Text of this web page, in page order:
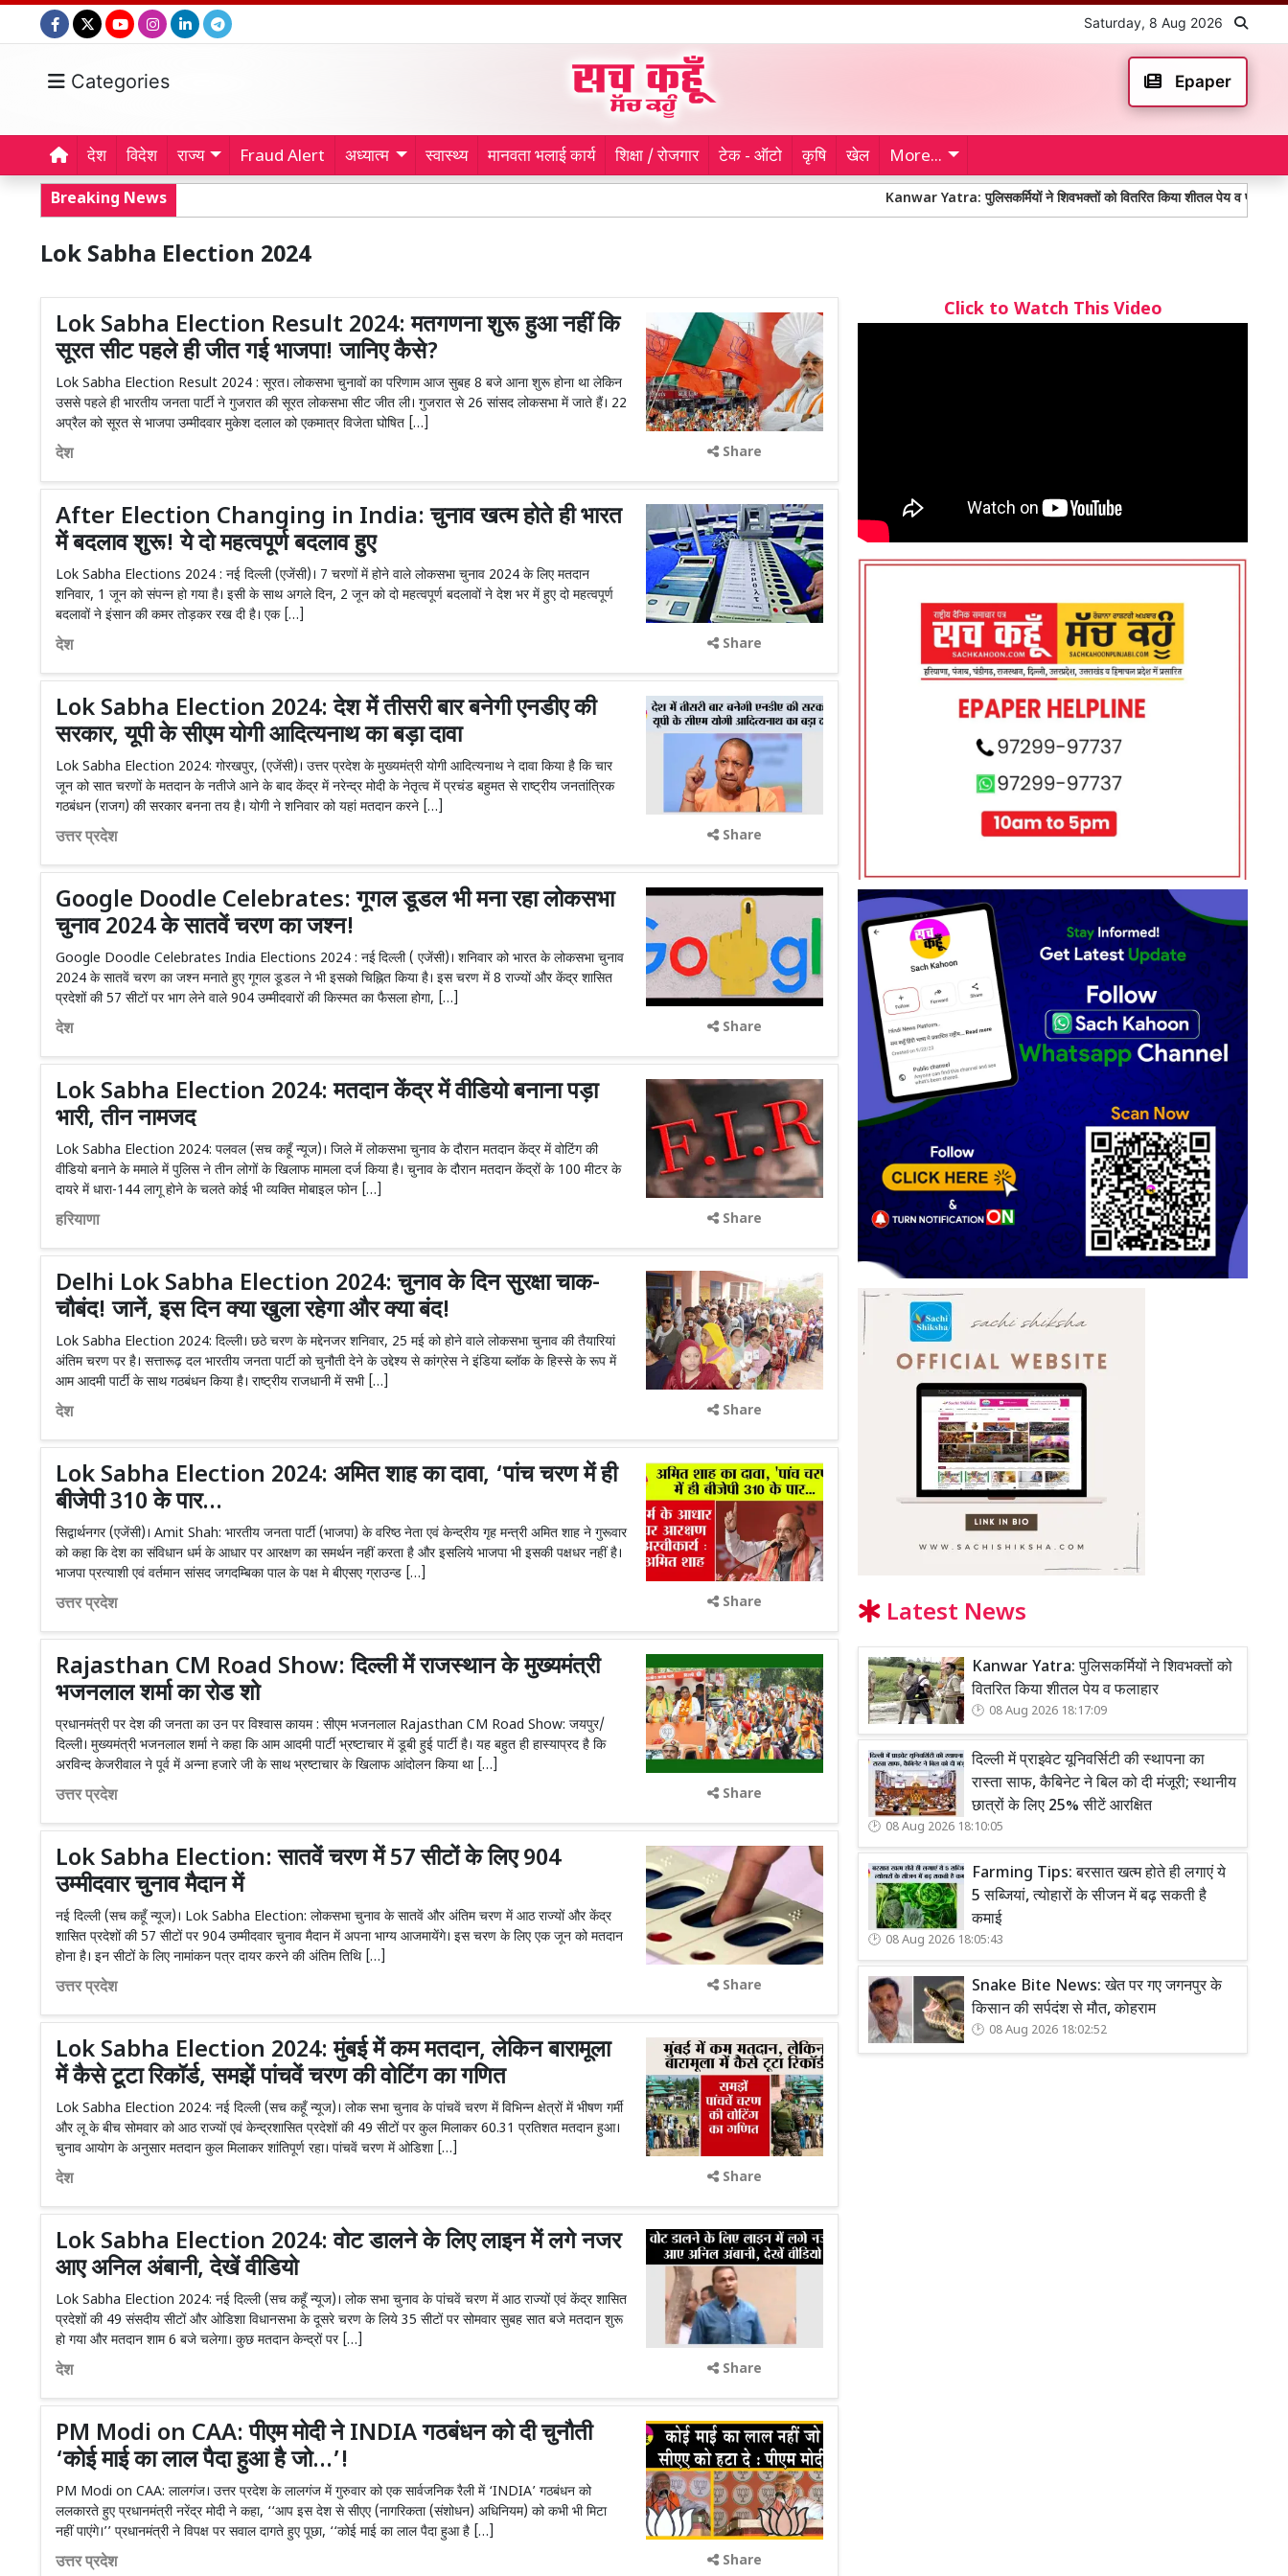
Saturday, 8 Aug 2026
Categories Epaper
देश विदेश राज्य Fraud Alert अध्यात्म स्वास्थ्य मानवता भलाई कार्य शिक्षा / रोजगार टेक - ऑटो कृषि खेल More...
Breaking News Kanwar Yatra: पुलिसकर्मियों ने शिवभक्तों को वितरित किया शीतल पेय व फलाहार
Lok Sabha Election 2024
Lok Sabha Election Result 2024: मतगणना शुरू हुआ नहीं कि
सूरत सीट पहले ही जीत गई भाजपा! जानिए कैसे?
Lok Sabha Election Result 2024 : सूरत। लोकसभा चुनावों का परिणाम आज सुबह 8 बजे आना शुरू होना था लेकिन
उससे पहले ही भारतीय जनता पार्टी ने गुजरात की सूरत लोकसभा सीट जीत ली। गुजरात से 26 सांसद लोकसभा में जाते हैं। 22
अप्रैल को सूरत से भाजपा उम्मीदवार मुकेश दलाल को एकमात्र विजेता घोषित […]
देश Share
After Election Changing in India: चुनाव खत्म होते ही भारत
में बदलाव शुरू! ये दो महत्वपूर्ण बदलाव हुए
Lok Sabha Elections 2024 : नई दिल्ली (एजेंसी)। 7 चरणों में होने वाले लोकसभा चुनाव 2024 के लिए मतदान
शनिवार, 1 जून को संपन्न हो गया है। इसी के साथ अगले दिन, 2 जून को दो महत्वपूर्ण बदलावों ने देश भर में हुए दो महत्वपूर्ण
बदलावों ने इंसान की कमर तोड़कर रख दी है। एक […]
देश Share
Lok Sabha Election 2024: देश में तीसरी बार बनेगी एनडीए की
सरकार, यूपी के सीएम योगी आदित्यनाथ का बड़ा दावा
Lok Sabha Election 2024: गोरखपुर, (एजेंसी)। उत्तर प्रदेश के मुख्यमंत्री योगी आदित्यनाथ ने दावा किया है कि चार
जून को सात चरणों के मतदान के नतीजे आने के बाद केंद्र में नरेन्द्र मोदी के नेतृत्व में प्रचंड बहुमत से राष्ट्रीय जनतांत्रिक
गठबंधन (राजग) की सरकार बनना तय है। योगी ने शनिवार को यहां मतदान करने […]
उत्तर प्रदेश Share
Google Doodle Celebrates: गूगल डूडल भी मना रहा लोकसभा
चुनाव 2024 के सातवें चरण का जश्न!
Google Doodle Celebrates India Elections 2024 : नई दिल्ली ( एजेंसी)। शनिवार को भारत के लोकसभा चुनाव
2024 के सातवें चरण का जश्न मनाते हुए गूगल डूडल ने भी इसको चिह्नित किया है। इस चरण में 8 राज्यों और केंद्र शासित
प्रदेशों की 57 सीटों पर भाग लेने वाले 904 उम्मीदवारों की किस्मत का फैसला होगा, […]
देश Share
Lok Sabha Election 2024: मतदान केंद्र में वीडियो बनाना पड़ा
भारी, तीन नामजद
Lok Sabha Election 2024: पलवल (सच कहूँ न्यूज)। जिले में लोकसभा चुनाव के दौरान मतदान केंद्र में वोटिंग की
वीडियो बनाने के ममाले में पुलिस ने तीन लोगों के खिलाफ मामला दर्ज किया है। चुनाव के दौरान मतदान केंद्रों के 100 मीटर के
दायरे में धारा-144 लागू होने के चलते कोई भी व्यक्ति मोबाइल फोन […]
हरियाणा Share
Delhi Lok Sabha Election 2024: चुनाव के दिन सुरक्षा चाक-
चौबंद! जानें, इस दिन क्या खुला रहेगा और क्या बंद!
Lok Sabha Election 2024: दिल्ली। छठे चरण के मद्देनजर शनिवार, 25 मई को होने वाले लोकसभा चुनाव की तैयारियां
अंतिम चरण पर है। सत्तारूढ़ दल भारतीय जनता पार्टी को चुनौती देने के उद्देश्य से कांग्रेस ने इंडिया ब्लॉक के हिस्से के रूप में
आम आदमी पार्टी के साथ गठबंधन किया है। राष्ट्रीय राजधानी में सभी […]
देश Share
Lok Sabha Election 2024: अमित शाह का दावा, ‘पांच चरण में ही
बीजेपी 310 के पार…
सिद्वार्थनगर (एजेंसी)। Amit Shah: भारतीय जनता पार्टी (भाजपा) के वरिष्ठ नेता एवं केन्द्रीय गृह मन्त्री अमित शाह ने गुरूवार
को कहा कि देश का संविधान धर्म के आधार पर आरक्षण का समर्थन नहीं करता है और इसलिये भाजपा भी इसकी पक्षधर नहीं है।
भाजपा प्रत्याशी एवं वर्तमान सांसद जगदम्बिका पाल के पक्ष मे बीएसए ग्राउन्ड […]
उत्तर प्रदेश Share
Rajasthan CM Road Show: दिल्ली में राजस्थान के मुख्यमंत्री
भजनलाल शर्मा का रोड शो
प्रधानमंत्री पर देश की जनता का उन पर विश्वास कायम : सीएम भजनलाल Rajasthan CM Road Show: जयपुर/
दिल्ली। मुख्यमंत्री भजनलाल शर्मा ने कहा कि आम आदमी पार्टी भ्रष्टाचार में डूबी हुई पार्टी है। यह बहुत ही हास्याप्रद है कि
अरविन्द केजरीवाल ने पूर्व में अन्ना हजारे जी के साथ भ्रष्टाचार के खिलाफ आंदोलन किया था […]
उत्तर प्रदेश Share
Lok Sabha Election: सातवें चरण में 57 सीटों के लिए 904
उम्मीदवार चुनाव मैदान में
नई दिल्ली (सच कहूँ न्यूज)। Lok Sabha Election: लोकसभा चुनाव के सातवें और अंतिम चरण में आठ राज्यों और केंद्र
शासित प्रदेशों की 57 सीटों पर 904 उम्मीदवार चुनाव मैदान में अपना भाग्य आजमायेंगे। इस चरण के लिए एक जून को मतदान
होना है। इन सीटों के लिए नामांकन पत्र दायर करने की अंतिम तिथि […]
उत्तर प्रदेश Share
Lok Sabha Election 2024: मुंबई में कम मतदान, लेकिन बारामूला
में कैसे टूटा रिकॉर्ड, समझें पांचवें चरण की वोटिंग का गणित
Lok Sabha Election 2024: नई दिल्ली (सच कहूँ न्यूज)। लोक सभा चुनाव के पांचवें चरण में विभिन्न क्षेत्रों में भीषण गर्मी
और लू के बीच सोमवार को आठ राज्यों एवं केन्द्रशासित प्रदेशों की 49 सीटों पर कुल मिलाकर 60.31 प्रतिशत मतदान हुआ।
चुनाव आयोग के अनुसार मतदान कुल मिलाकर शांतिपूर्ण रहा। पांचवें चरण में ओडिशा […]
देश Share
Lok Sabha Election 2024: वोट डालने के लिए लाइन में लगे नजर
आए अनिल अंबानी, देखें वीडियो
Lok Sabha Election 2024: नई दिल्ली (सच कहूँ न्यूज)। लोक सभा चुनाव के पांचवें चरण में आठ राज्यों एवं केंद्र शासित
प्रदेशों की 49 संसदीय सीटों और ओडिशा विधानसभा के दूसरे चरण के लिये 35 सीटों पर सोमवार सुबह सात बजे मतदान शुरू
हो गया और मतदान शाम 6 बजे चलेगा। कुछ मतदान केन्द्रों पर […]
देश Share
PM Modi on CAA: पीएम मोदी ने INDIA गठबंधन को दी चुनौती
‘कोई माई का लाल पैदा हुआ है जो…’!
PM Modi on CAA: लालगंज। उत्तर प्रदेश के लालगंज में गुरुवार को एक सार्वजनिक रैली में ‘INDIA’ गठबंधन को
ललकारते हुए प्रधानमंत्री नरेंद्र मोदी ने कहा, ‘‘आप इस देश से सीएए (नागरिकता (संशोधन) अधिनियम) को कभी भी मिटा
नहीं पाएंगे।’’ प्रधानमंत्री ने विपक्ष पर सवाल दागते हुए पूछा, ‘‘कोई माई का लाल पैदा हुआ है […]
उत्तर प्रदेश Share
Click to Watch This Video
Latest News
Kanwar Yatra: पुलिसकर्मियों ने शिवभक्तों को
वितरित किया शीतल पेय व फलाहार
08 Aug 2026 18:17:09
दिल्ली में प्राइवेट यूनिवर्सिटी की स्थापना का
रास्ता साफ, कैबिनेट ने बिल को दी मंजूरी; स्थानीय
छात्रों के लिए 25% सीटें आरक्षित
08 Aug 2026 18:10:05
Farming Tips: बरसात खत्म होते ही लगाएं ये
5 सब्जियां, त्योहारों के सीजन में बढ़ सकती है
कमाई
08 Aug 2026 18:05:43
Snake Bite News: खेत पर गए जगनपुर के
किसान की सर्पदंश से मौत, कोहराम
08 Aug 2026 18:02:52